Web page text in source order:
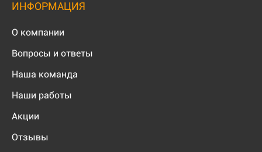
ИНФОРМАЦИЯ
О компании
Вопросы и ответы
Наша команда
Наши работы
Акции
Отзывы